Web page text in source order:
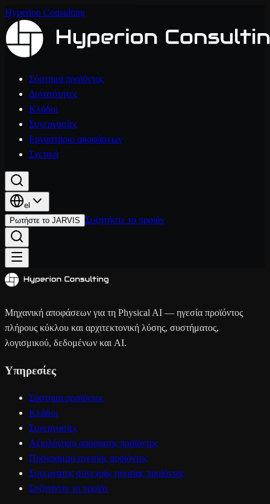
Hyperion Consulting
Σύστημα προϊόντος
Δυνατότητες
Κλάδοι
Συνεργασίες
Εργαστήριο αποφάσεων
Σχετικά
el
Ρωτήστε το JARVIS Συζητήστε το προϊόν
Μηχανική αποφάσεων για τη Physical AI — ηγεσία προϊόντος
πλήρους κύκλου και αρχιτεκτονική λύσης, συστήματος,
λογισμικού, δεδομένων και AI.
Υπηρεσίες
Σύστημα προϊόντος
Κλάδοι
Συνεργασίες
Αξιολόγηση απόφασης προϊόντος
Πρόγραμμα ηγεσίας προϊόντος
Συνεργάτης συνεχούς ηγεσίας προϊόντος
Συζητήστε το προϊόν